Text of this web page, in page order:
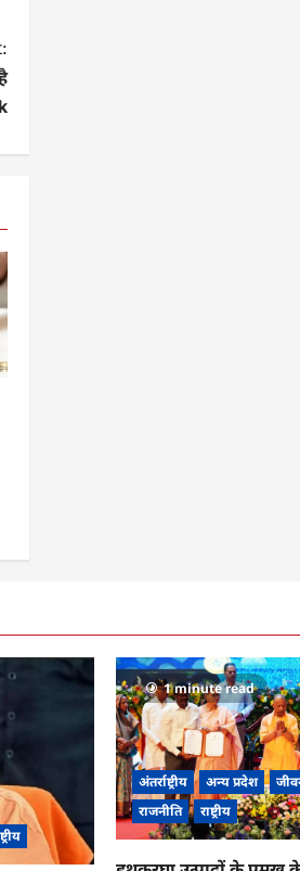
1 minute read
अंतर्राष्ट्रीय अन्य प्रदेश
राजनीति
राष्ट्रीय